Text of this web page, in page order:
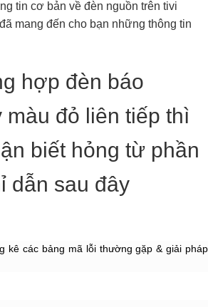
tin cơ bản về đèn nguồn trên tivi
mang đến cho bạn những thông tin
hợp đèn báo
màu đỏ liên tiếp thì
biết hỏng từ phần
dẫn sau đây
kê các bảng mã lỗi thường gặp & giải pháp